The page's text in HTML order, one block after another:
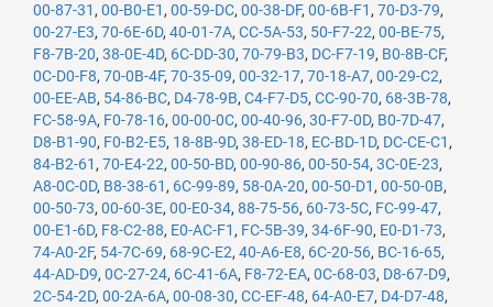
00-87-31 , 00-B0-E1 , 00-59-DC, 00-38-DF, 00-6B-F1 , 70-D3-79,
00-27-E3, 70-6E-6D, 40-01-7A, CC-5A-53, 50-F7-22, 00-BE-75,
F8-7B-20, 38-0E-4D, 6C-DD-30, 70-79-B3, DC-F7-19, B0-8B-CF,
0C-D0-F8, 70-0B-4F, 70-35-09, 00-32-17, 70-18-A7, 00-29-C2,
00-EE-AB, 54-86-BC, D4-78-9B, C4-F7-D5, CC-90-70, 68-3B-78,
FC-58-9A, F0-78-16, 00-00-0C, 00-40-96, 30-F7-0D, B0-7D-47,
D8-B1-90, F0-B2-E5, 18-8B-9D, 38-ED-18, EC-BD-1D, DC-CE-C1 ,
84-B2-61 , 70-E4-22, 00-50-BD, 00-90-86, 00-50-54, 3C-0E-23,
A8-0C-0D, B8-38-61 , 6C-99-89, 58-0A-20, 00-50-D1 , 00-50-0B,
00-50-73, 00-60-3E, 00-E0-34, 88-75-56, 60-73-5C, FC-99-47,
00-E1-6D, F8-C2-88, E0-AC-F1 , FC-5B-39, 34-6F-90, E0-D1-73,
74-A0-2F, 54-7C-69, 68-9C-E2, 40-A6-E8, 6C-20-56, BC-16-65,
44-AD-D9, 0C-27-24, 6C-41-6A, F8-72-EA, 0C-68-03, D8-67-D9,
2C-54-2D, 00-2A-6A, 00-08-30, CC-EF-48, 64-A0-E7, D4-D7-48,